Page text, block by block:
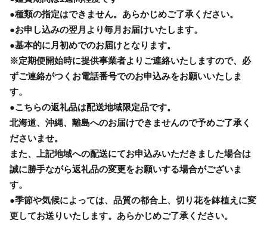
●種類の指定はできません。あらかじめご了承ください。
●お申し込みの翌月より毎月お届けいたします。
●基本的に月初めでのお届けとなります。
※定期便開始時に提供事業者よりご連絡いたしますので、必
ずご連絡がつくお電話番号でのお申込みをお願いいたしま
す。
●こちらの返礼品は配送地域限定品です。
北海道、沖縄、離島へのお届けできませんので予めご了承く
ださいませ。
また、上記地域への配送にてお申込みいただきました場合は
誠に勝手ながら返礼品の変更をお願いする場合がございま
す。
●季節や気候によっては、品質の都合上、切り花を鉢植えに変
更してお送りいたします。あらかじめご了承ください。